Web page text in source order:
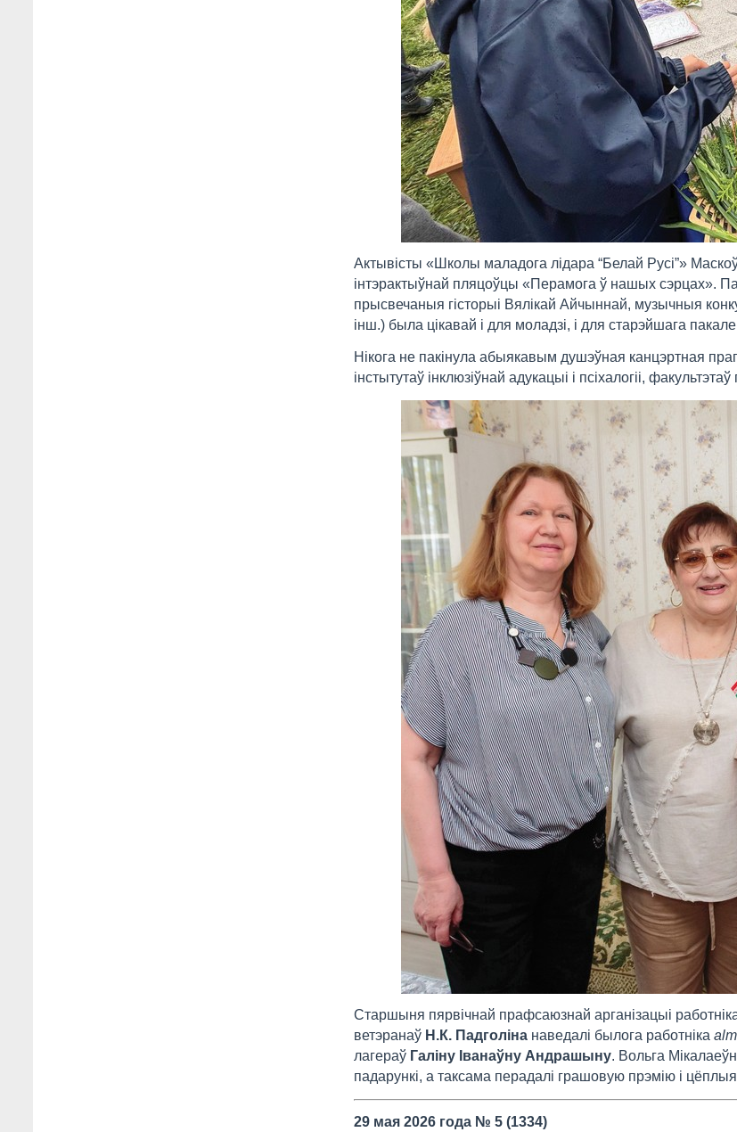
Актывісты «Школы маладога лідара “Белай Русі”»
інтэрактыўнай пляцоўцы «Перамога ў нашых сэрцах».
прысвечаныя гісторыі Вялікай Айчыннай, музычныя
інш.) была цікавай і для моладзі, і для старэйшага
Нікога не пакінула абыякавым душэўная канцэртная
інстытутаў інклюзіўнай адукацыі і псіхалогіі,
Старшыня пярвічнай прафсаюзнай арганізацыі
ветэранаў Н.К. Падголіна наведалі былога работніка
лагераў Галіну Іванаўну Андрашыну. Вольга
падарункі, а таксама перадалі грашовую прэмію і
29 мая 2026 года № 5 (1334)